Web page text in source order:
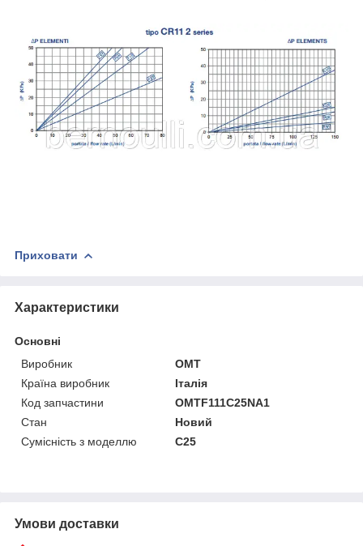
Приховати
Характеристики
Основні
Виробник
OMT
Країна виробник
Італія
Код запчастини
OMTF111С25NA1
Стан
Новий
Сумісність з моделлю
C25
Умови доставки